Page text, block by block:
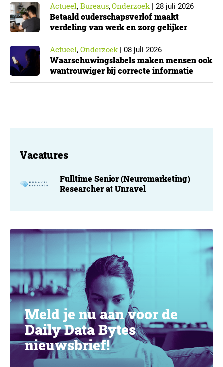
Actueel, Bureaus, Onderzoek| 28 juli 2026
Betaald ouderschapsverlof maakt
verdeling van werk en zorg gelijker
Actueel, Onderzoek| 08 juli 2026
Waarschuwingslabels maken mensen ook
wantrouwiger bij correcte informatie
Vacatures
Fulltime Senior (Neuromarketing)
Researcher at Unravel
Meld je nu aan voor de
Daily Data Bytes
nieuwsbrief!